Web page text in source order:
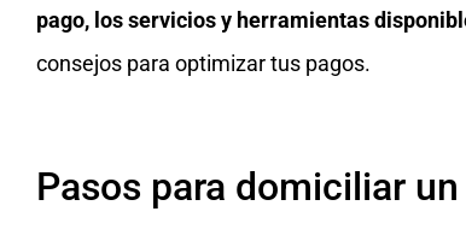
pago, los servicios y herramientas
consejos para optimizar tus pagos.
Pasos para domiciliar